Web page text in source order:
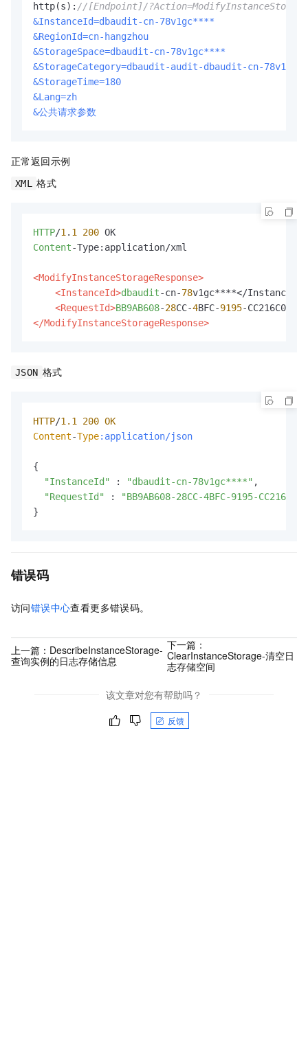
http(s): //[Endpoint]/?Action=ModifyInstanceStorage
&InstanceId=dbaudit-cn-78v1gc****
&RegionId=cn-hangzhou
&StorageSpace=dbaudit-cn-78v1gc****
&StorageCategory=dbaudit-audit-dbaudit-cn-
&StorageTime=180
&Lang=zh
&公共请求参数
正常返回示例
XML 格式
HTTP/1. 1 200
Content-Type:application/xml
<ModifyInstanceStorageResponse>
<InstanceId>dbaudit-cn-78v1gc****</InstanceId>
<RequestId>BB9AB608-28CC-4BFC-9195
</ModifyInstanceStorageResponse>
JSON 格式
HTTP/1.1 200 OK
Content-Type:application/json
{
"InstanceId"
: "dbaudit-cn-78v1gc****" ,
"RequestId"
:
"BB9AB608-28CC-4BFC-9195-
}
错误码
访问错误中心查看更多错误码。
上一篇： DescribeInstanceStorage-
查询实例的日志存储信息
下一篇：
ClearInstanceStorage-清空日
志存储空间
该文章对您有帮助吗？
反馈